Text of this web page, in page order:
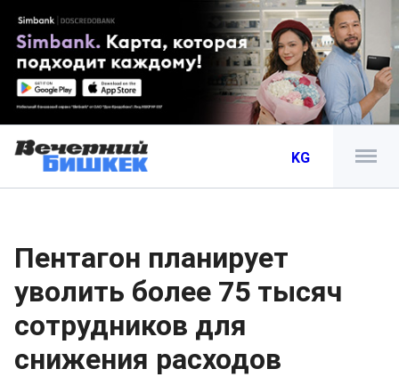
KG
Пентагон планирует
уволить более 75 тысяч
сотрудников для
снижения расходов